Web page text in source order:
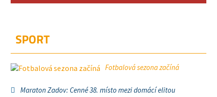
SPORT
Fotbalová sezona začíná
Maraton Zadov: Cenné 38. místo mezi domácí elitou